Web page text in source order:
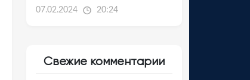
07.02.2024 20:24
Свежие комментарии